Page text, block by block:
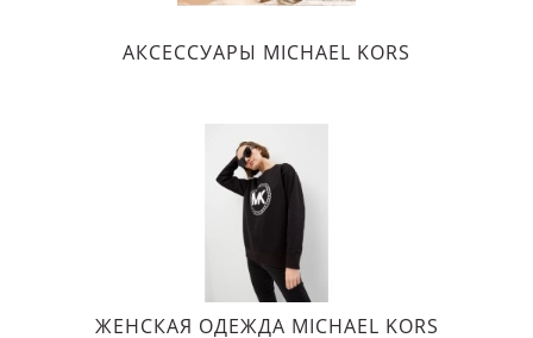
АКСЕССУАРЫ MICHAEL KORS
ЖЕНСКАЯ ОДЕЖДА MICHAEL KORS